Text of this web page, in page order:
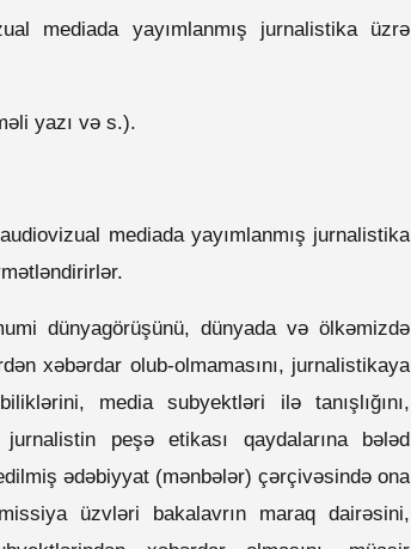
mediada yayımlanmış jurnalistika üzrə
yazı və s.).
mediada yayımlanmış jurnalistika
dünyagörüşünü, dünyada və ölkəmizdə
xəbərdar olub-olmamasını, jurnalistikaya
media subyektləri ilə tanışlığını,
peşə etikası qaydalarına bələd
ədəbiyyat (mənbələr) çərçivəsində ona
üzvləri bakalavrın maraq dairəsini,